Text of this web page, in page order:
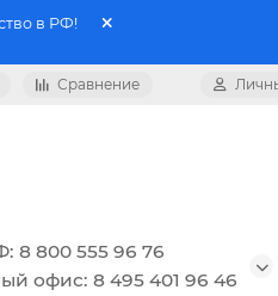
в РФ!
Сравнение
8 800 555 96 76
офис: 8 495 401 96 46